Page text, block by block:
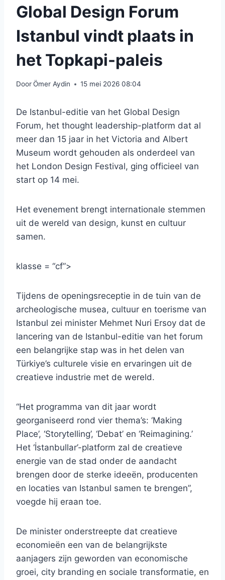
Global Design Forum
Istanbul vindt plaats in
het Topkapi-paleis
DoorÖmer Aydin 15 mei 2026 08:04
De Istanbul-editie van het Global Design
Forum, het thought leadership-platform dat al
meer dan 15 jaar in het Victoria and Albert
Museum wordt gehouden als onderdeel van
het London Design Festival, ging officieel van
start op 14 mei.
Het evenement brengt internationale stemmen
uit de wereld van design, kunst en cultuur
samen.
klasse = “cf”>
Tijdens de openingsreceptie in de tuin van de
archeologische musea, cultuur en toerisme van
Istanbul zei minister Mehmet Nuri Ersoy dat de
lancering van de Istanbul-editie van het forum
een ​​belangrijke stap was in het delen van
Türkiye’s culturele visie en ervaringen uit de
creatieve industrie met de wereld.
“Het programma van dit jaar wordt
georganiseerd rond vier thema’s: ‘Making
Place’, ‘Storytelling’, ‘Debat’ en ‘Reimagining.’
Het ‘İstanbullar’-platform zal de creatieve
energie van de stad onder de aandacht
brengen door de sterke ideeën, producenten
en locaties van Istanbul samen te brengen”,
voegde hij eraan toe.
De minister onderstreepte dat creatieve
economieën een van de belangrijkste
aanjagers zijn geworden van economische
groei, city branding en sociale transformatie, en